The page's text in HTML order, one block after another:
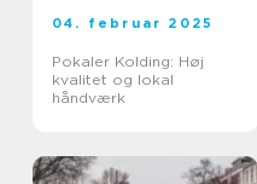
04. februar 2025
Pokaler Kolding: Høj
kvalitet og lokal
håndværk